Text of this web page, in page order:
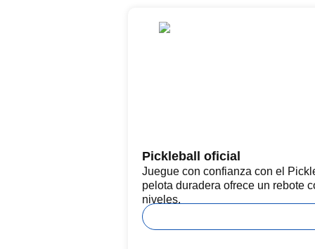
Pickleball oficial
Juegue con confianza con el
pelota duradera ofrece un rebote
niveles.